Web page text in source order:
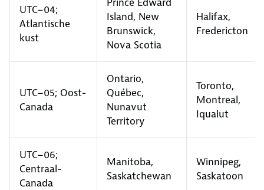
UTC−04;
Atlantische
kust
Island, New
Brunswick,
Nova Scotia
Halifax,
Fredericton
UTC−05; Oost-
Canada
Ontario,
Québec,
Nunavut
Territory
Toronto,
Montreal,
Iqualut
UTC−06;
Centraal-
Canada
Manitoba,
Saskatchewan
Winnipeg,
Saskatoon